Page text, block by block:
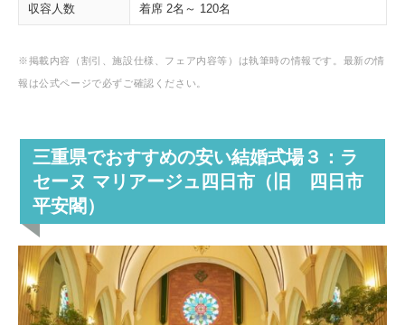
収容人数 着席 2名～ 120名
※掲載内容（割引、施設仕様、フェア内容等）は執筆時の情報です。最新の情
報は公式ページで必ずご確認ください。
三重県でおすすめの安い結婚式場３：ラ
セーヌ マリアージュ四日市（旧 四日市
平安閣）